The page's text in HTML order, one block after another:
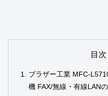
目次
ブラザー工業 MFC-
機 FAX/無線・有線LAN